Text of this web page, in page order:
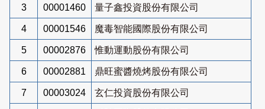
3 00001460 量子鑫投資股份有限公司
4 00001546 魔毒智能國際股份有限公司
5 00002876 惟動運動股份有限公司
6 00002881 鼎旺蜜醬燒烤股份有限公司
7 00003024 玄仁投資股份有限公司